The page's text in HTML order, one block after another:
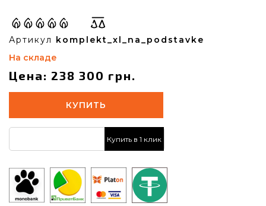
Артикул komplekt_xl_na_podstavke
На складе
Цена: 238 300 грн.
КУПИТЬ
Купить в 1 клик